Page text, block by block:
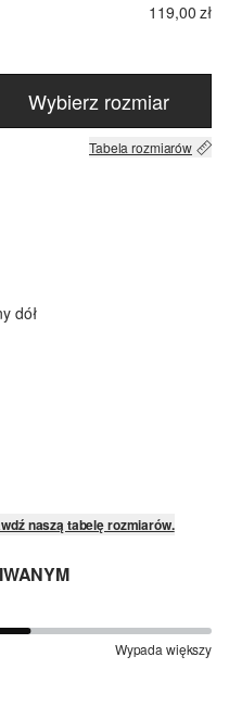
119,00 zł
Wybierz rozmiar
Tabela rozmiarów
dół
naszą tabelę rozmiarów.
Wypada większy